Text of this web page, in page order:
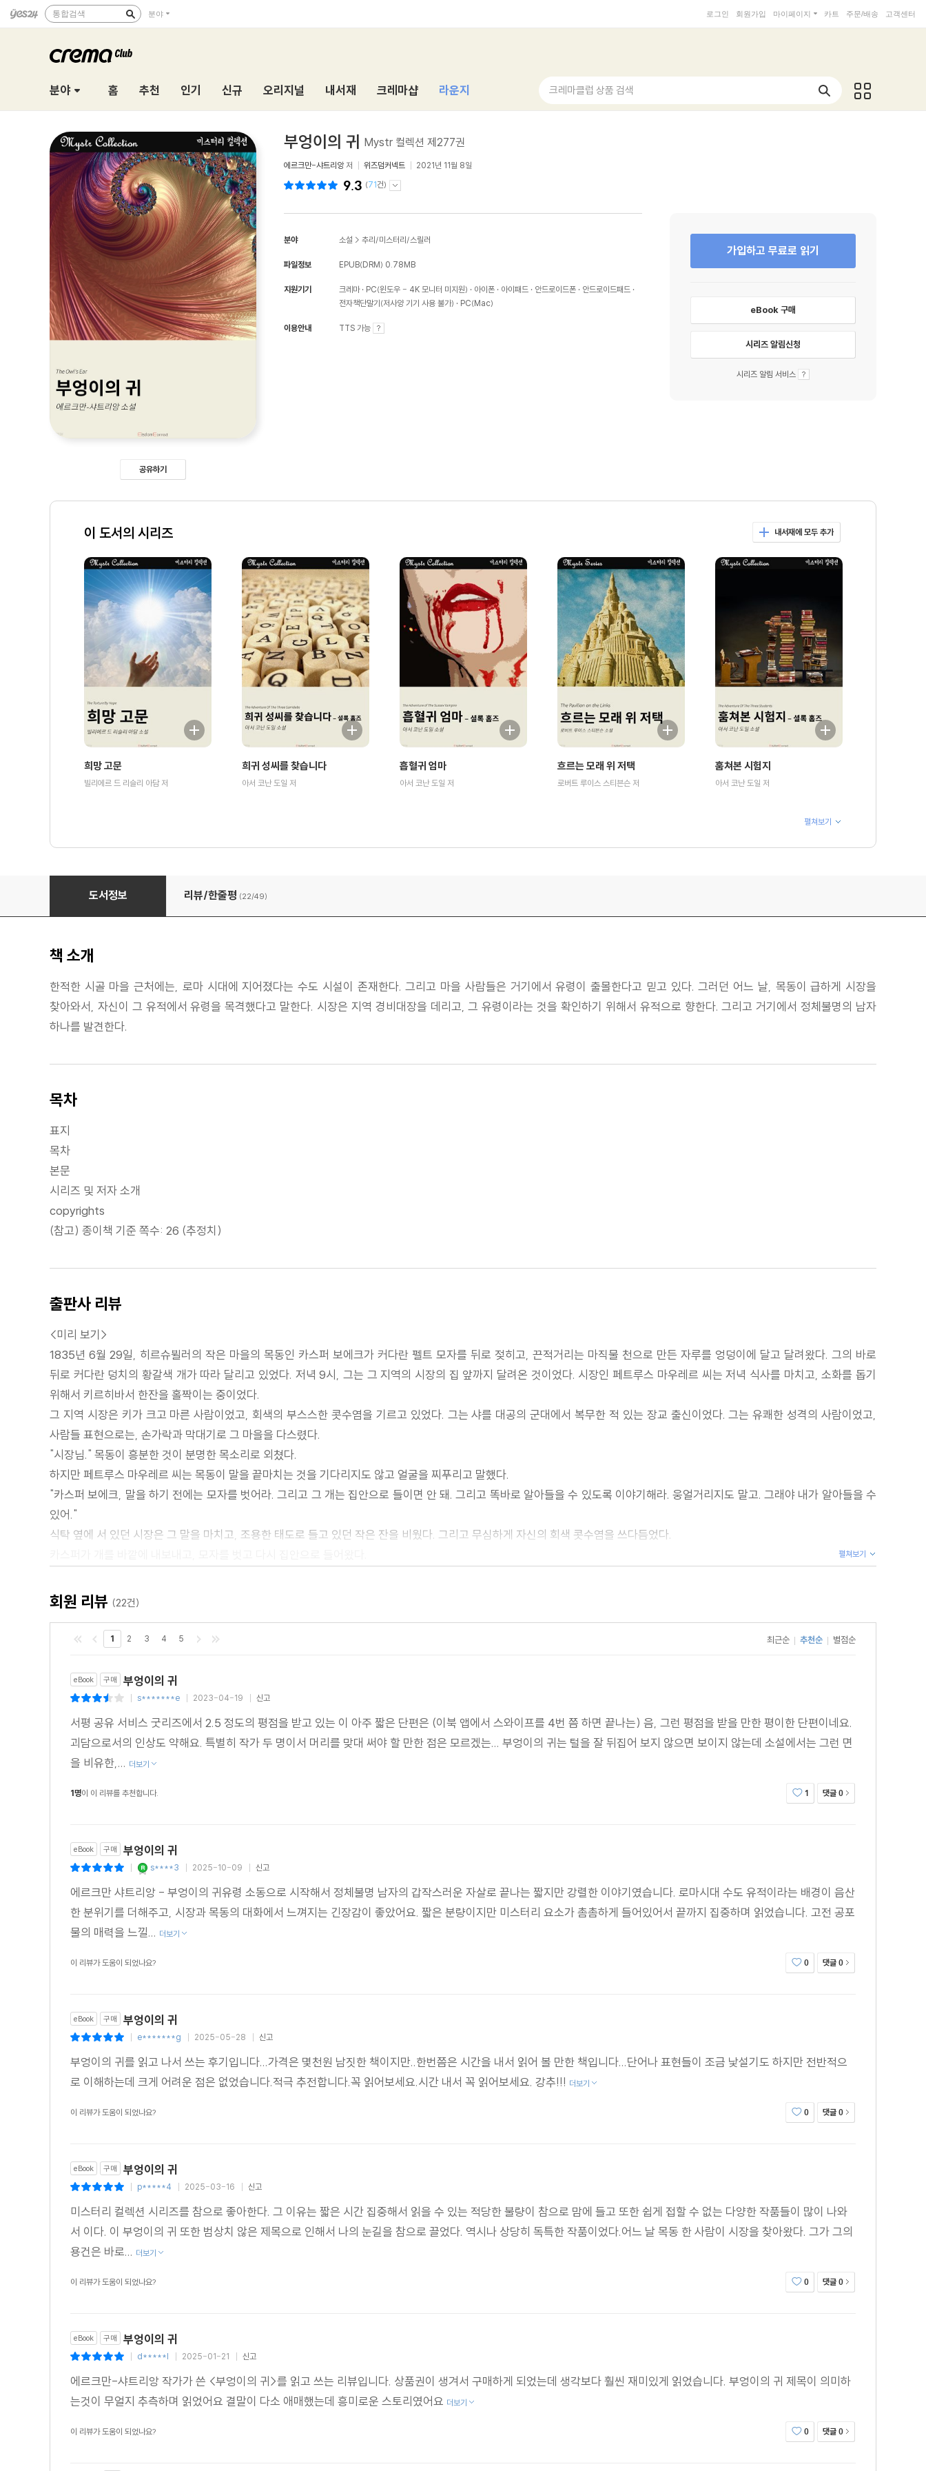
통합검색 분야 로그인 회원가입 마이페이지 카트 주문/배송 고객센터
분야 홈 추천 인기 신규 오리지널 내서재 크레마샵 라운지 크레마클럽 상품 검색
공유하기
부엉이의 귀 Mystr 컬렉션 제277권
에르크만-샤트리앙 저 위즈덤커넥트 2021년 11월 8일
9.3 (71건)
분야 소설 > 추리/미스터리/스릴러
파일정보 EPUB(DRM) 0.78MB
지원기기 크레마 PC(윈도우 - 4K 모니터 미지원) 아이폰 아이패드 안드로이드폰
안드로이드패드
전자책단말기(저사양 기기 사용 불가)
PC(Mac)
이용안내 TTS 가능
가입하고 무료로 읽기
eBook 구매
시리즈 알림신청
시리즈 알림 서비스
이 도서의 시리즈 내서재에 모두 추가
희망 고문
빌리에르 드 리슬리 아담 저
희귀 성씨를 찾습니다
아서 코난 도일 저
흡혈귀 엄마
아서 코난 도일 저
흐르는 모래 위 저택
로버트 루이스 스티븐슨 저
훔쳐본 시험지
아서 코난 도일 저
펼쳐보기
부엉이의 귀도서정보 리뷰/한줄평 (22/49)
책 소개
한적한 시골 마을 근처에는, 로마 시대에 지어졌다는 수도 시설이 존재한다. 그리고 마을 사람들은 거기에서 유령이 출몰한다고 믿고 있다. 그러던 어느 날, 목동이 급하게 시장을
찾아와서, 자신이 그 유적에서 유령을 목격했다고 말한다. 시장은 지역 경비대장을 데리고, 그 유령이라는 것을 확인하기 위해서 유적으로 향한다. 그리고 거기에서 정체불명의 남자
하나를 발견한다.
목차
표지
목차
본문
시리즈 및 저자 소개
copyrights
(참고) 종이책 기준 쪽수: 26 (추정치)
출판사 리뷰
<미리 보기>
1835년 6월 29일, 히르슈뷜러의 작은 마을의 목동인 카스퍼 보에크가 커다란 펠트 모자를 뒤로 젖히고, 끈적거리는 마직물 천으로 만든 자루를 엉덩이에 달고 달려왔다. 그의 바로
뒤로 커다란 덩치의 황갈색 개가 따라 달리고 있었다. 저녁 9시, 그는 그 지역의 시장의 집 앞까지 달려온 것이었다. 시장인 페트루스 마우레르 씨는 저녁 식사를 마치고, 소화를 돕기
위해서 키르히바서 한잔을 홀짝이는 중이었다.
그 지역 시장은 키가 크고 마른 사람이었고, 회색의 부스스한 콧수염을 기르고 있었다. 그는 샤를 대공의 군대에서 복무한 적 있는 장교 출신이었다. 그는 유쾌한 성격의 사람이었고,
사람들 표현으로는, 손가락과 막대기로 그 마을을 다스렸다.
"시장님." 목동이 흥분한 것이 분명한 목소리로 외쳤다.
하지만 페트루스 마우레르 씨는 목동이 말을 끝마치는 것을 기다리지도 않고 얼굴을 찌푸리고 말했다.
"카스퍼 보에크, 말을 하기 전에는 모자를 벗어라. 그리고 그 개는 집안으로 들이면 안 돼. 그리고 똑바로 알아들을 수 있도록 이야기해라. 웅얼거리지도 말고. 그래야 내가 알아들을 수
있어."
식탁 옆에 서 있던 시장은 그 말을 마치고, 조용한 태도로 들고 있던 작은 잔을 비웠다. 그리고 무심하게 자신의 회색 콧수염을 쓰다듬었다.
"그래 무슨 일이 났지?"
"가이어슈타인의 유적에서 또다시 유령이 나타났어요."
"아, 그럴까, 과연? 너 자신이 유령을 봤다는 말이냐?"
"눈을 감고 본 것은 아니고?"
"아니에요, 시장님. 저는 눈을 크게 뜨고 있었어요. 게다가 달빛도 아주 밝았구요."
"그것이 어떤 모양이었지?"
"작은 사람 모양이었어요."
"카텔!" 시장이 외쳤다.
"산책을 나갈 생각이에요. 저기 언덕 쪽으로 갈 거예요. 10시까지는 자지 말고 나를 기다려요. 여기 열쇠가 있어요."
"예, 알겠습니다, 시장님."
그리고 늙은 병사가 문 위에 걸린 갈고리에서 총을 내렸다. 그리고 화약과 장전통을 확인한 후, 어깨에 그 총을 걸쳤다. 그리고 그가 카스퍼 보에크 쪽을 바라보았다.
"지역 경비대로 가서, 가시나무 길 근처에서 나와 만나자고 전해라. 그리고 방앗간 뒤에서 기다리라고 해. 네가 봤다는 유령은 도둑일 거야. 하지만 만약에 여우라면, 그것으로 멋진
모자를 만들 수 있을 거야. 긴 귀를 가진 놈이면 좋겠군."
- 위즈덤커넥트 편집부
펼쳐보기
회원 리뷰 (22건)
1 2 3 4 5 최근순 | 추천순 | 별점순
eBook 구매 부엉이의 귀
s*******e 2023-04-19 신고
서평 공유 서비스 굿리즈에서 2.5 정도의 평점을 받고 있는 이 아주 짧은 단편은 (이북 앱에서 스와이프를 4번 쯤 하면 끝나는) 음, 그런 평점을 받을 만한 평이한 단편이네요.
괴담으로서의 인상도 약해요. 특별히 작가 두 명이서 머리를 맞대 써야 할 만한 점은 모르겠는... 부엉이의 귀는 털을 잘 뒤집어 보지 않으면 보이지 않는데 소설에서는 그런 면
을 비유한,... 더보기
1명이 이 리뷰를 추천합니다. 1 댓글 0
eBook 구매 부엉이의 귀
s****3 2025-10-09 신고
에르크만 샤트리앙 - 부엉이의 귀유령 소동으로 시작해서 정체불명 남자의 갑작스러운 자살로 끝나는 짧지만 강렬한 이야기였습니다. 로마시대 수도 유적이라는 배경이 음산
한 분위기를 더해주고, 시장과 목동의 대화에서 느껴지는 긴장감이 좋았어요. 짧은 분량이지만 미스터리 요소가 촘촘하게 들어있어서 끝까지 집중하며 읽었습니다. 고전 공포
물의 매력을 느낄... 더보기
이 리뷰가 도움이 되었나요? 0 댓글 0
eBook 구매 부엉이의 귀
e*******g 2025-05-28 신고
부엉이의 귀를 읽고 나서 쓰는 후기입니다...가격은 몇천원 남짓한 책이지만..한번쯤은 시간을 내서 읽어 볼 만한 책입니다...단어나 표현들이 조금 낯설기도 하지만 전반적으
로 이해하는데 크게 어려운 점은 없었습니다.적극 추전합니다.꼭 읽어보세요.시간 내서 꼭 읽어보세요. 강추!!! 더보기
이 리뷰가 도움이 되었나요? 0 댓글 0
eBook 구매 부엉이의 귀
p*****4 2025-03-16 신고
미스터리 컬렉션 시리즈를 참으로 좋아한다. 그 이유는 짧은 시간 집중해서 읽을 수 있는 적당한 불량이 참으로 맘에 들고 또한 쉽게 접할 수 없는 다양한 작품들이 많이 나와
서 이다. 이 부엉이의 귀 또한 범상치 않은 제목으로 인해서 나의 눈길을 참으로 끌었다. 역시나 상당히 독특한 작품이었다.어느 날 목동 한 사람이 시장을 찾아왔다. 그가 그의
용건은 바로... 더보기
이 리뷰가 도움이 되었나요? 0 댓글 0
eBook 구매 부엉이의 귀
d*****l 2025-01-21 신고
에르크만-샤트리앙 작가가 쓴 <부엉이의 귀>를 읽고 쓰는 리뷰입니다. 상품권이 생겨서 구매하게 되었는데 생각보다 훨씬 재미있게 읽었습니다. 부엉이의 귀 제목이 의미하
는것이 무얼지 추측하며 읽었어요 결말이 다소 애매했는데 흥미로운 스토리였어요 더보기
이 리뷰가 도움이 되었나요? 0 댓글 0